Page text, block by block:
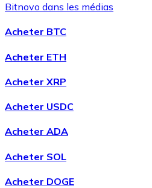
Lister un Token
Ajoutez le token de votre
Bitnovo dans les médias
Acheter BTC
Acheter ETH
Acheter XRP
Acheter USDC
Acheter ADA
Acheter SOL
Acheter DOGE